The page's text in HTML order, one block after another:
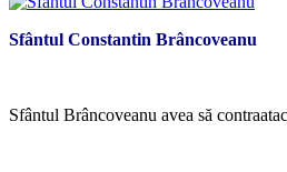
Sfântul Constantin Brâncoveanu
Sfântul Brâncoveanu avea să